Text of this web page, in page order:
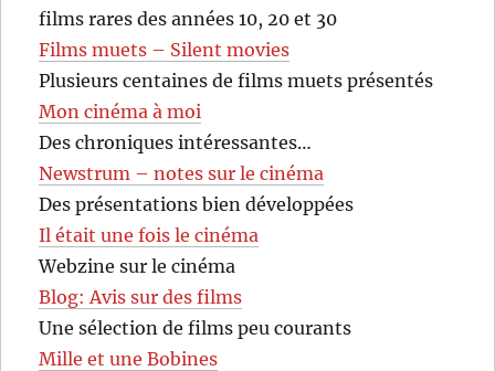
films rares des années 10, 20 et 30
Films muets – Silent movies
Plusieurs centaines de films muets présentés
Mon cinéma à moi
Des chroniques intéressantes…
Newstrum – notes sur le cinéma
Des présentations bien développées
Il était une fois le cinéma
Webzine sur le cinéma
Blog: Avis sur des films
Une sélection de films peu courants
Mille et une Bobines